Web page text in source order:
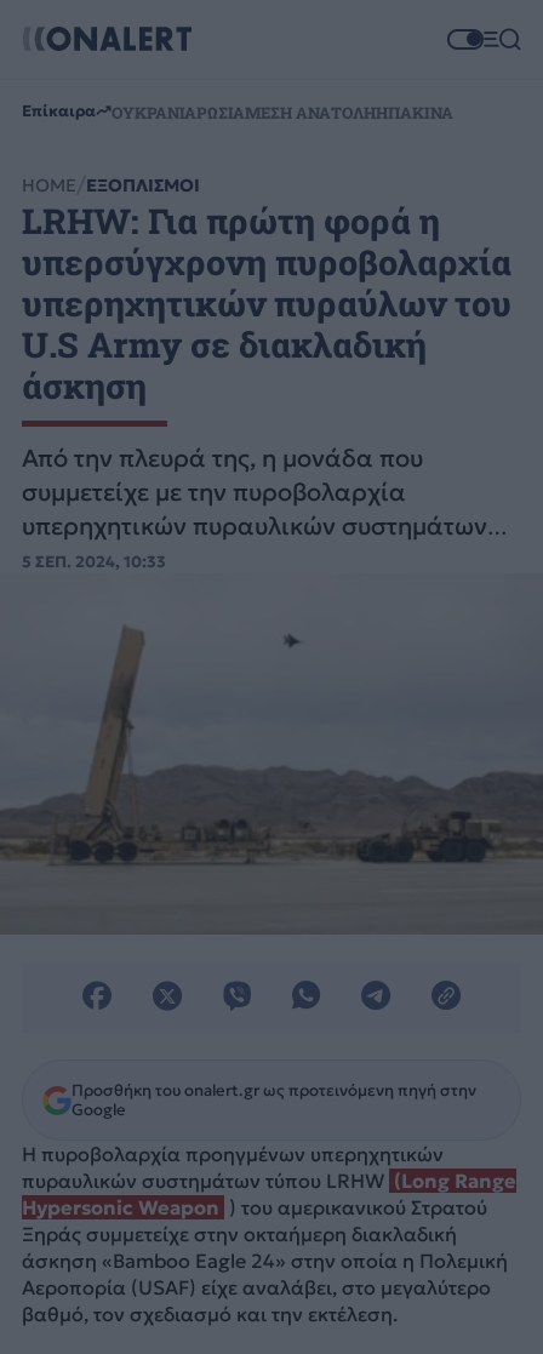
Επίκαιρα ΟΥΚΡΑΝΙΑΡΩΣΙΑΜΕΣΗ ΑΝΑΤΟΛΗΗΠΑΚΙΝΑ
HOME ΕΞΟΠΛΙΣΜΟΙ
LRHW: Για πρώτη φορά η
υπερσύγχρονη πυροβολαρχία
υπερηχητικών πυραύλων του
U.S Army σε διακλαδική
άσκηση
Από την πλευρά της, η μονάδα που
συμμετείχε με την πυροβολαρχία
υπερηχητικών πυραυλικών συστημάτων
τύπου LRHW, έπαιξε κρίσιμο ρόλο στην
5 ΣΕΠ. 2024, 10:33
Προσθήκη του onalert.gr ως προτεινόμενη πηγή στην
Google
Η πυροβολαρχία προηγμένων υπερηχητικών
πυραυλικών συστημάτων τύπου LRHW (Long Range
Hypersonic Weapon ) του αμερικανικού Στρατού
Ξηράς συμμετείχε στην οκταήμερη διακλαδική
άσκηση «Bamboo Eagle 24» στην οποία η Πολεμική
Αεροπορία (USAF) είχε αναλάβει, στο μεγαλύτερο
βαθμό, τον σχεδιασμό και την εκτέλεση.